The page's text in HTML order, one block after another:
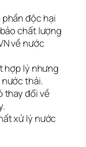
độc hại
chất lượng
về nước
hợp lý nhưng
thải.
thay đổi về
xử lý nước